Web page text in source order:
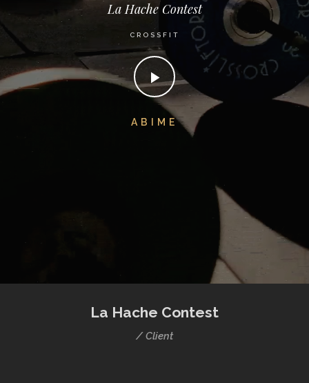
La Hache Contest
CROSSFIT
ABIME
La Hache Contest
/ Client